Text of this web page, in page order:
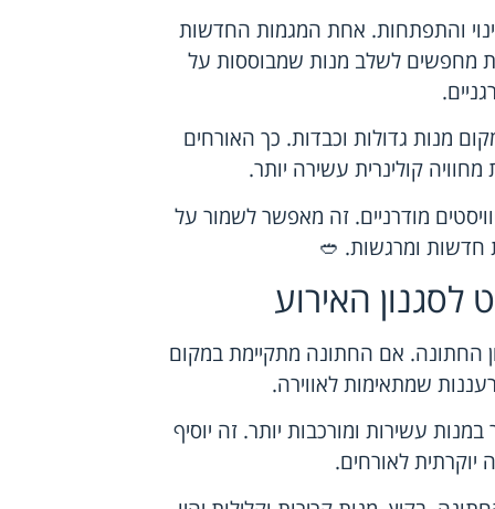
והתפתחות. אחת המגמות החדשות
מחפשים לשלב מנות שמבוססות על
מנות גדולות וכבדות. כך האורחים
קולינרית עשירה יותר.
מודרניים. זה מאפשר לשמור על
חדשות ומרגשות. 🥙
האירוע
החתונה. אם החתונה מתקיימת במקום
שמתאימות לאווירה.
עשירות ומורכבות יותר. זה יוסיף
יוקרתית לאורחים.